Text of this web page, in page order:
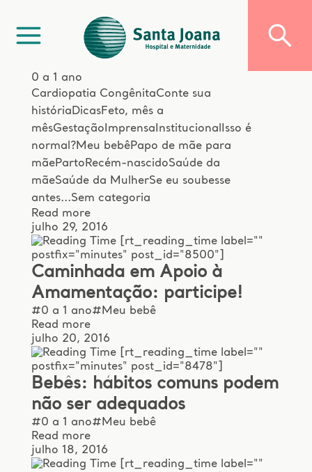
0 a 1 ano
Cardiopatia CongênitaConte sua
história DicasFeto, mês a
mêsGestação Imprensa Institucional
Isso é
normal?Meu bebêPapo de mãe para
mãeParto Recém-nascidoSaúde da
mãeSaúde da MulherSe eu soubesse
antes...Sem categoria
Read more
julho 29, 2016
[rt_reading_time label=""
postfix="minutes" post_id="8500"]
Caminhada em Apoio à
Amamentação: participe!
#0 a 1 ano#Meu bebê
Read more
julho 20, 2016
[rt_reading_time label=""
postfix="minutes" post_id="8478"]
Bebês: hábitos comuns podem
não ser adequados
#0 a 1 ano#Meu bebê
Read more
julho 18, 2016
[rt_reading_time label=""